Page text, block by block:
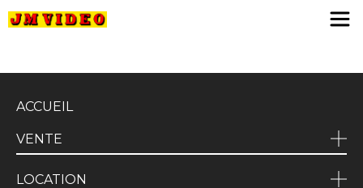
ACCUEIL
VENTE
LOCATION